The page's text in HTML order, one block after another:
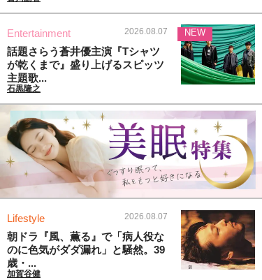
Entertainment 2026.08.07
話題さらう蒼井優主演『Tシャツ
が乾くまで』盛り上げるスピッツ
主題歌...
石黒隆之
NEW
Lifestyle 2026.08.07
朝ドラ『風、薫る』で「病人役な
のに色気がダダ漏れ」と騒然。39
歳・...
加賀谷健